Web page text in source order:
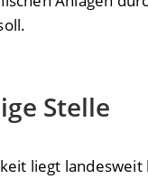
Stelle
liegt landesweit